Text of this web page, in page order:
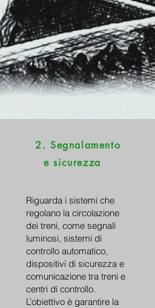
2. Segnalamento
e sicurezza
Riguarda i sistemi che
regolano la circolazione
dei treni, come segnali
luminosi, sistemi di
controllo automatico,
dispositivi di sicurezza e
comunicazione tra treni e
centri di controllo.
L’obiettivo è garantire la